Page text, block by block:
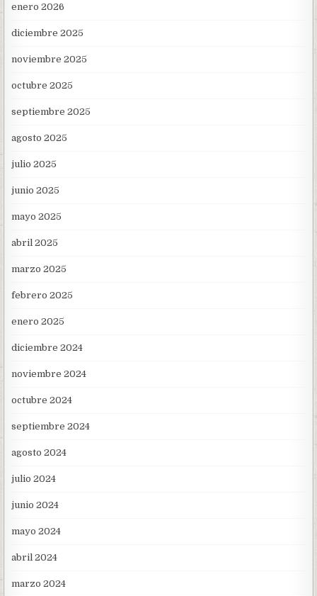
enero 2026
diciembre 2025
noviembre 2025
octubre 2025
septiembre 2025
agosto 2025
julio 2025
junio 2025
mayo 2025
abril 2025
marzo 2025
febrero 2025
enero 2025
diciembre 2024
noviembre 2024
octubre 2024
septiembre 2024
agosto 2024
julio 2024
junio 2024
mayo 2024
abril 2024
marzo 2024